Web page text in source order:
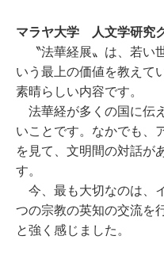
マラヤ大学 人文学研究
〝法華経展〟は、若い
いう最上の価値を教えて
素晴らしい内容です。
法華経が多くの国に伝
いことです。なかでも、
を見て、文明間の対話が
す。
今、最も大切なのは、
つの宗教の英知の交流を
と強く感じました。